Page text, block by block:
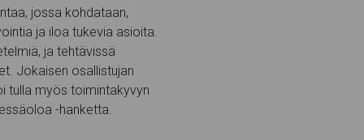
jossa kohdataan,
ja iloa tukevia asioita.
ja tehtävissä
Jokaisen osallistujan
tulla myös toimintakyvyn
-hanketta.